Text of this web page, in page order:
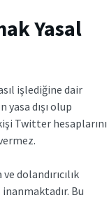
Yasal
işlediğine dair
dışı olup
Twitter hesaplarını
dolandırıcılık
Bu